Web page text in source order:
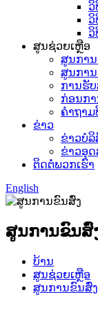
ວິ
ວິ
ວິ
ສູນຊ່ວຍເຫຼືອ
ສູນການ
ສູນກາ
ການຮັ
ກ່ອນກ
ຄຳຖາມ
ຂ່າວ
ຂ່າວບໍລິ
ຂ່າວອຸ
ຕິດຕໍ່ພວກເຮົາ
English
ສູນການຂົນສົ່
ບ້ານ
ສູນຊ່ວຍເຫຼືອ
ສູນການຂົນສົ່ງ